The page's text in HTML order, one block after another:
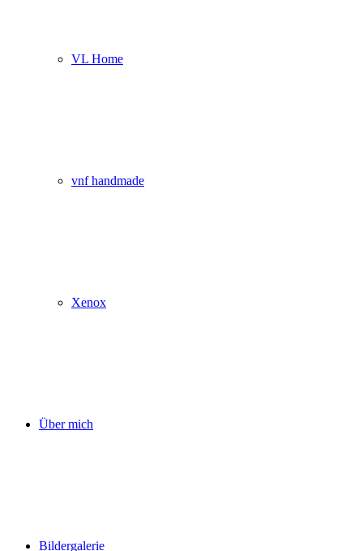
VL Home
vnf handmade
Xenox
Über mich
Bildergalerie